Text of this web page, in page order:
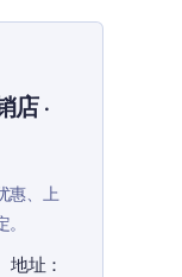
店 ·
惠、上
址：